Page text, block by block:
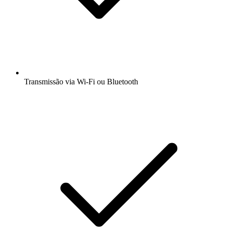
Transmissão via Wi-Fi ou Bluetooth